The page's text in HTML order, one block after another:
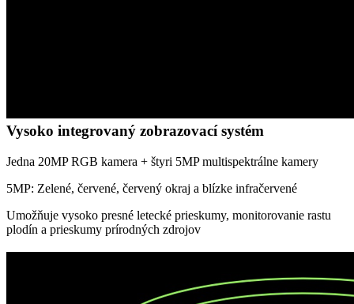
Vysoko integrovaný zobrazovací systém
Jedna 20MP RGB kamera + štyri 5MP multispektrálne kamery
5MP: Zelené, červené, červený okraj a blízke infračervené
Umožňuje vysoko presné letecké prieskumy, monitorovanie rastu
plodín a prieskumy prírodných zdrojov